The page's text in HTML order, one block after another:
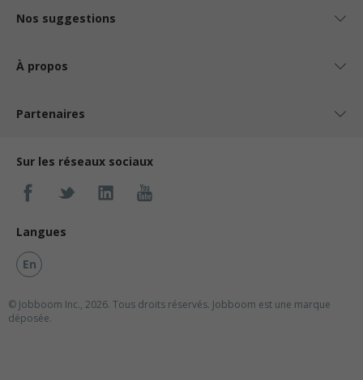
Nos suggestions
À propos
Partenaires
Sur les réseaux sociaux
Langues
En
© Jobboom Inc., 2026. Tous droits réservés. Jobboom est une marque
déposée.